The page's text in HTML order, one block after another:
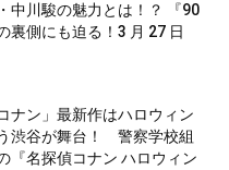
中川駿の魅力とは！？ 『90
裏側にも迫る！3 月 27 日
ナン」最新作はハロウィン
渋谷が舞台！ 警察学校組
『名探偵コナン ハロウィン